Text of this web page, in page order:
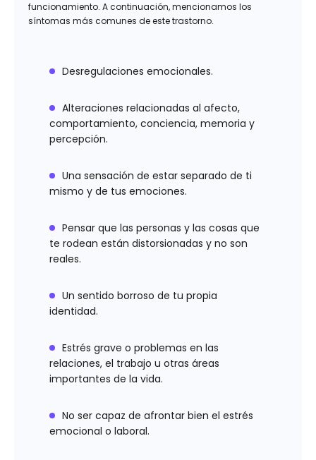
funcionamiento. A continuación, mencionamos los
síntomas más comunes de este trastorno.
Desregulaciones emocionales.
Alteraciones relacionadas al afecto,
comportamiento, conciencia, memoria y
percepción.
Una sensación de estar separado de ti
mismo y de tus emociones.
Pensar que las personas y las cosas que
te rodean están distorsionadas y no son
reales.
Un sentido borroso de tu propia
identidad.
Estrés grave o problemas en las
relaciones, el trabajo u otras áreas
importantes de la vida.
No ser capaz de afrontar bien el estrés
emocional o laboral.